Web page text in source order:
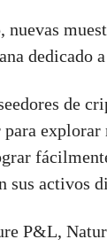
nuevas
dedicado
de
explorar
sus activos
P&L,